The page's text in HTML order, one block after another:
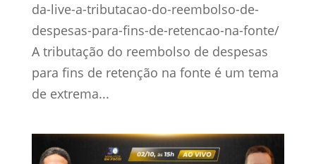
da-live-a-tributacao-do-reembolso-de-
despesas-para-fins-de-retencao-na-fonte/
A tributação do reembolso de despesas
para fins de retenção na fonte é um tema
de extrema...